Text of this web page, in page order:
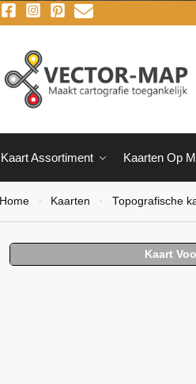
Kaart Assortiment Kaarten Op
Home - Kaarten - Topografische